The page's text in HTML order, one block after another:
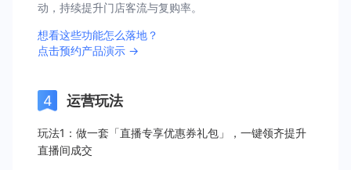
动，持续提升门店客流与复购率。
想看这些功能怎么落地？
点击预约产品演示 →
运营玩法
玩法1：做一套「直播专享优惠券礼包」，一键领齐提升
直播间成交